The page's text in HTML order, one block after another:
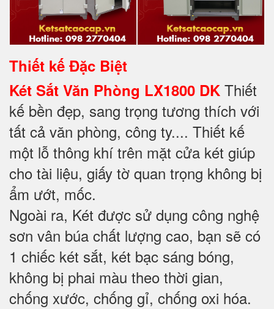
Thiết kế Đặc Biệt
Két Sắt Văn Phòng LX1800 DK Thiết
kế bền đẹp, sang trọng tương thích với
tất cả văn phòng, công ty.... Thiết kế
một lỗ thông khí trên mặt cửa két giúp
cho tài liệu, giấy tờ quan trọng không bị
ẩm ướt, mốc.
Ngoài ra, Két được sử dụng công nghệ
sơn vân búa chất lượng cao, bạn sẽ có
1 chiếc két sắt, két bạc sáng bóng,
không bị phai màu theo thời gian,
chống xước, chống gỉ, chống oxi hóa.